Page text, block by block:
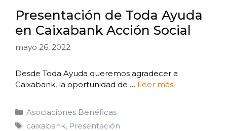
Presentación de Toda Ayuda
en Caixabank Acción Social
mayo 26, 2022
Desde Toda Ayuda queremos agradecer a
Caixabank, la oportunidad de … Leer más
Asociaciones Benéficas
caixabank, Presentación